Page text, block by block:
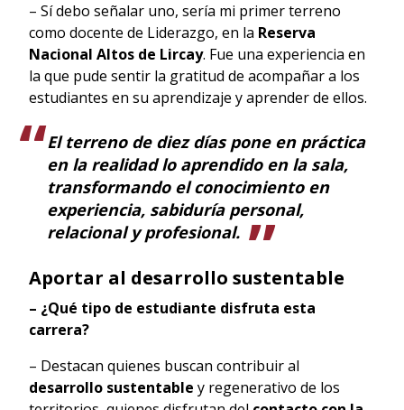
– Sí debo señalar uno, sería mi primer terreno
como docente de Liderazgo, en la Reserva
Nacional Altos de Lircay. Fue una experiencia en
la que pude sentir la gratitud de acompañar a los
estudiantes en su aprendizaje y aprender de ellos.
El terreno de diez días pone en práctica
en la realidad lo aprendido en la sala,
transformando el conocimiento en
experiencia, sabiduría personal,
relacional y profesional.
Aportar al desarrollo sustentable
– ¿Qué tipo de estudiante disfruta esta
carrera?
– Destacan quienes buscan contribuir al
desarrollo sustentable y regenerativo de los